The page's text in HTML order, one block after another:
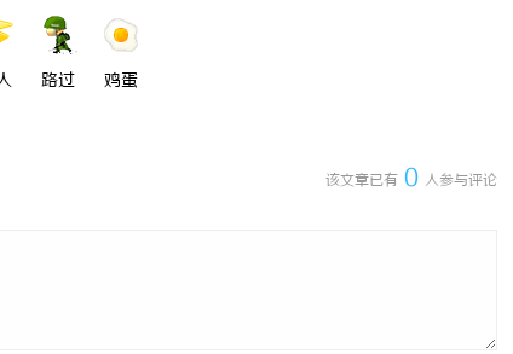
路过 鸡蛋
该文章已有 0 人参与评论